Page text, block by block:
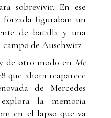
sobrevivir. En ese
figuraban un
de batalla y una
de Auschwitz.
de otro modo en Me
que ahora reaparece
de Mercedes
la memoria
en el lapso que va